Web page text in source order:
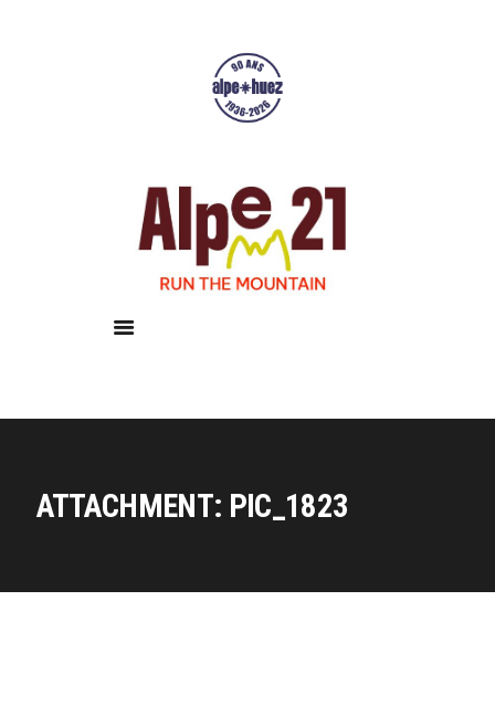
ATTACHMENT: PIC_1823
Résultats
Galerie
Infos pratiques